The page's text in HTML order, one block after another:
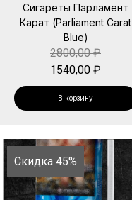
Сигареты Парламент
Карат (Parliament Carat
Blue)
2800,00₽
1540,00 ₽
В корзину
Скидка 45%